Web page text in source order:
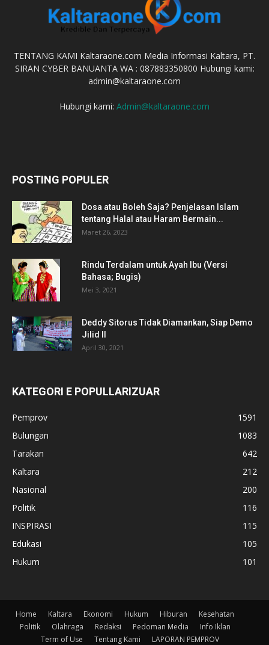
TENTANG KAMI Kaltaraone.com Media Informasi Kaltara, PT.
SIRAN CYBER BANUANTA WA : 087883350800 Hubungi kami:
admin@kaltaraone.com
Hubungi kami: Admin@kaltaraone.com
POSTING POPULER
Dosa atau Boleh Saja? Penjelasan Islam
tentang Halal atau Haram Bermain...
Maret 26, 2023
Rindu Terdalam untuk Ayah Ibu (Versi
Bahasa; Bugis)
Mei 3, 2021
Deddy Sitorus Tidak Diamankan, Siap Demo
Jilid II
April 30, 2021
KATEGORI E POPULLARIZUAR
Pemprov
1591
Bulungan
1083
Tarakan
642
Kaltara
212
Nasional
200
Politik
116
INSPIRASI
115
Edukasi
105
Hukum
101
Home Kaltara Ekonomi Hukum Hiburan
Kesehatan
Politik
Olahraga Redaksi Pedoman Media
Info Iklan
Term of Use
Tentang Kami LAPORAN PEMPROV